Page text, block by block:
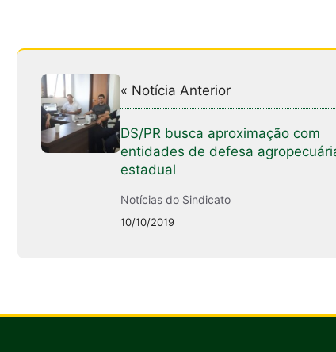
« Notícia Anterior
DS/PR busca aproximação com
entidades de defesa
estadual
Notícias do Sindicato
10/10/2019